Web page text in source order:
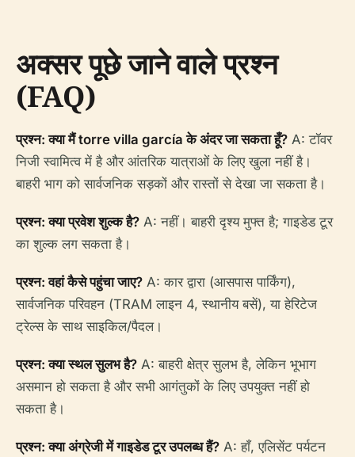
अक्सर पूछे जाने वाले प्रश्न
(FAQ)
प्रश्न: क्या मैं torre villa garcía के अंदर जा सकता हूँ? A: टॉवर
निजी स्वामित्व में है और आंतरिक यात्राओं के लिए खुला नहीं है।
बाहरी भाग को सार्वजनिक सड़कों और रास्तों से देखा जा सकता है।
प्रश्न: क्या प्रवेश शुल्क है? A: नहीं। बाहरी दृश्य मुफ्त है; गाइडेड टूर
का शुल्क लग सकता है।
प्रश्न: वहां कैसे पहुंचा जाए? A: कार द्वारा (आसपास पार्किंग),
सार्वजनिक परिवहन (TRAM लाइन 4, स्थानीय बसें), या हेरिटेज
ट्रेल्स के साथ साइकिल/पैदल।
प्रश्न: क्या स्थल सुलभ है? A: बाहरी क्षेत्र सुलभ है, लेकिन भूभाग
असमान हो सकता है और सभी आगंतुकों के लिए उपयुक्त नहीं हो
सकता है।
प्रश्न: क्या अंग्रेजी में गाइडेड टूर उपलब्ध हैं? A: हाँ, एलिसेंट पर्यटन